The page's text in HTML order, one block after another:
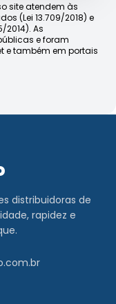
site atendem às
(Lei 13.709/2018) e
2014). As
e foram
e também em portais
distribuidoras de
rapidez e